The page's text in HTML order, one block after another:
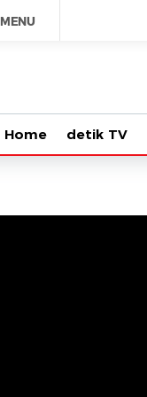
MENU
Home detik TV